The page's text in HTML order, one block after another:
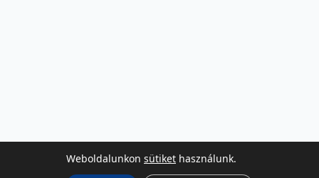
Weboldalunkon sütiket használunk.